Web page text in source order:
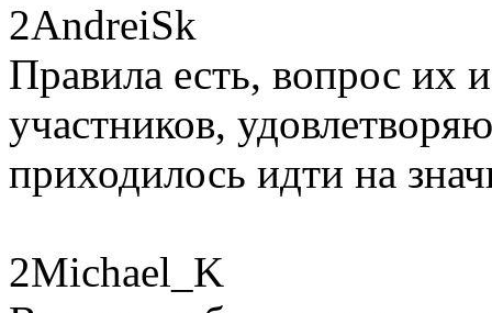
2AndreiSk
Правила есть, вопрос их
участников,
приходилось идти на
2Michael_K